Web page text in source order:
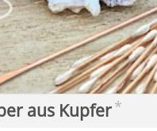
aus Kupfer*